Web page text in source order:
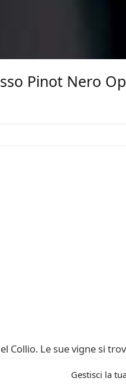
Gestisci la
Pinot Nero
Collio. Le sue vigne si
l’altra metà nel Collio
tradizioni l’antica cantina